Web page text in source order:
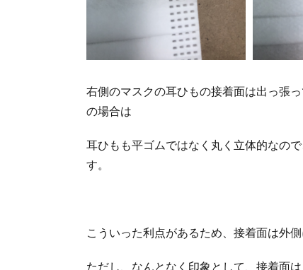
右側のマスクの耳ひもの接着面は出っ張
の場合は
耳ひもも平ゴムではなく丸く立体的なの
す。
こういった利点があるため、接着面は外
ただし、なんとなく印象として、接着面